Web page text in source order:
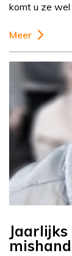
komt u ze
Meer
Jaarlijks